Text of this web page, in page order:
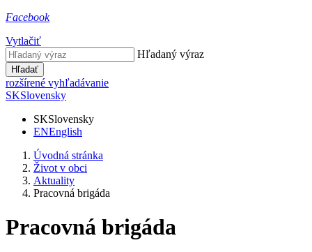
Facebook
Vytlačiť
Hľadaný výraz
Hľadať
rozšírené vyhľadávanie
SKSlovensky
SKSlovensky
ENEnglish
Úvodná stránka
Život v obci
Aktuality
Pracovná brigáda
Pracovná brigáda